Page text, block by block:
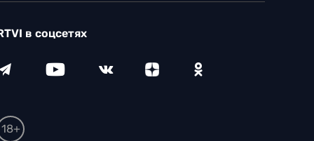
в соцсетях
18+